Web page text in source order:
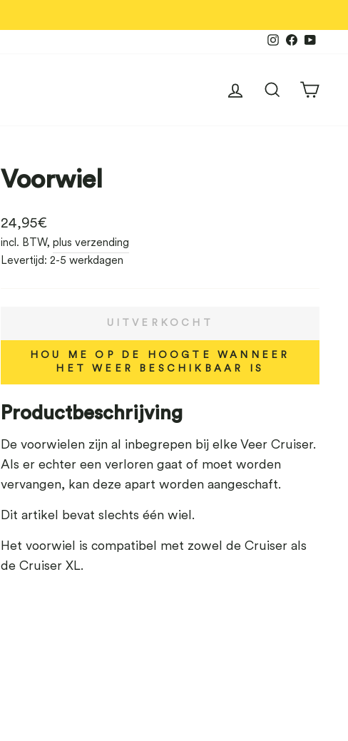
InstagramFacebook
Inloggen
Voorwiel
Normale
prijs
24,95€
incl. BTW, plus verzending
Levertijd: 2-5 werkdagen
UITVERKOCHT
HOU ME OP DE HOOGTE WANNEER
HET WEER BESCHIKBAAR IS
Productbeschrijving
De voorwielen zijn al inbegrepen bij elke Veer Cruiser.
Als er echter een verloren gaat of moet worden
vervangen, kan deze apart worden aangeschaft.
Dit artikel bevat slechts één wiel.
Het voorwiel is compatibel met zowel de Cruiser als
de Cruiser XL.